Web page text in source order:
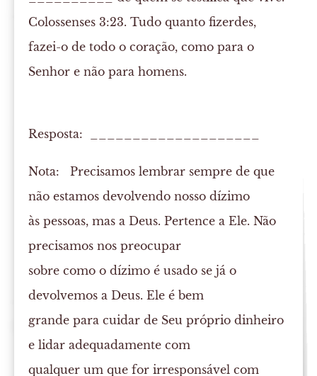
Colossenses 3:23. Tudo quanto fizerdes,
fazei-o de todo o coração, como para o
Senhor e não para homens.
Resposta: ____________________
Nota: Precisamos lembrar sempre de que
não estamos devolvendo nosso dízimo
às pessoas, mas a Deus. Pertence a Ele. Não
precisamos nos preocupar
sobre como o dízimo é usado se já o
devolvemos a Deus. Ele é bem
grande para cuidar de Seu próprio dinheiro
e lidar adequadamente com
qualquer um que for irresponsável com